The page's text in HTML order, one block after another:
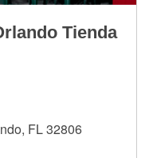
Tienda
FL 32806